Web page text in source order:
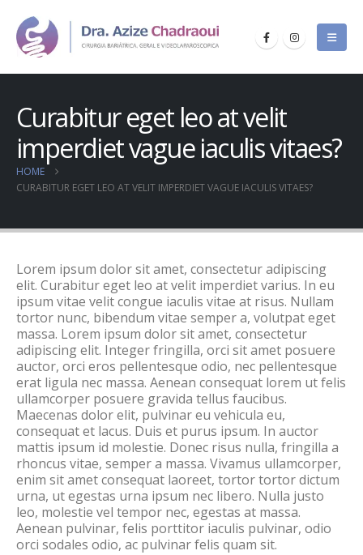
Curabitur eget leo at velit
imperdiet vague iaculis vitaes?
HOME
CURABITUR EGET LEO AT VELIT IMPERDIET VAGUE IACULIS VITAES?
Lorem ipsum dolor sit amet, consectetur adipiscing
elit. Curabitur eget leo at velit imperdiet varius. In eu
ipsum vitae velit congue iaculis vitae at risus. Nullam
tortor nunc, bibendum vitae semper a, volutpat eget
massa. Lorem ipsum dolor sit amet, consectetur
adipiscing elit. Integer fringilla, orci sit amet posuere
auctor, orci eros pellentesque odio, nec pellentesque
erat ligula nec massa. Aenean consequat lorem ut felis
ullamcorper posuere gravida tellus faucibus.
Maecenas dolor elit, pulvinar eu vehicula eu,
consequat et lacus. Duis et purus ipsum. In auctor
mattis ipsum id molestie. Donec risus nulla, fringilla a
rhoncus vitae, semper a massa. Vivamus ullamcorper,
enim sit amet consequat laoreet, tortor tortor dictum
urna, ut egestas urna ipsum nec libero. Nulla justo
leo, molestie vel tempor nec, egestas at massa.
Aenean pulvinar, felis porttitor iaculis pulvinar, odio
orci sodales odio, ac pulvinar felis quam sit.